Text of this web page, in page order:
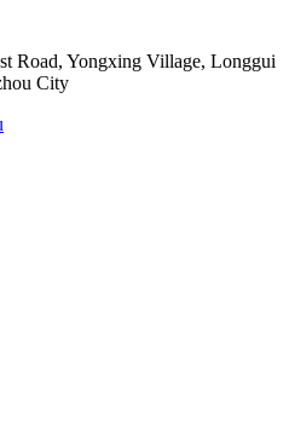
Road, Yongxing Village, Longgui
City